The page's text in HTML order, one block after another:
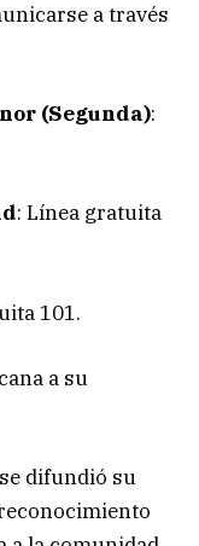
a través
(Segunda):
: Línea gratuita
101.
a su
difundió su